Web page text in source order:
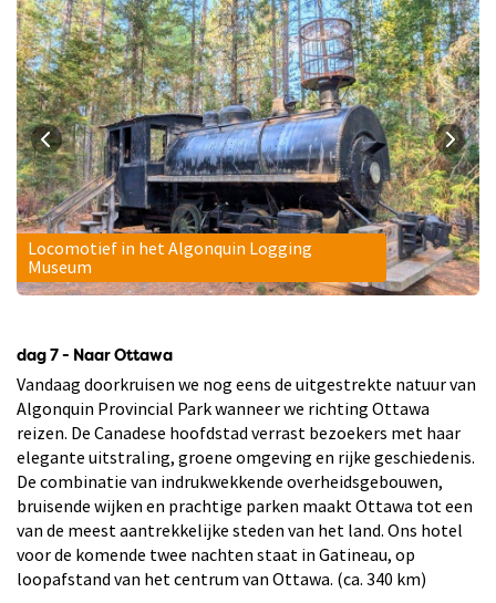
Locomotief in het Algonquin Logging
Museum
dag 7 - Naar Ottawa
Vandaag doorkruisen we nog eens de uitgestrekte natuur van
Algonquin Provincial Park wanneer we richting Ottawa
reizen. De Canadese hoofdstad verrast bezoekers met haar
elegante uitstraling, groene omgeving en rijke geschiedenis.
De combinatie van indrukwekkende overheidsgebouwen,
bruisende wijken en prachtige parken maakt Ottawa tot een
van de meest aantrekkelijke steden van het land. Ons hotel
voor de komende twee nachten staat in Gatineau, op
loopafstand van het centrum van Ottawa. (ca. 340 km)